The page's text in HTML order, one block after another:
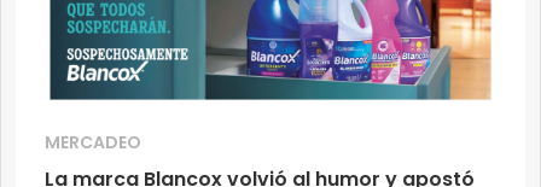
MERCADEO
La marca Blancox volvió al humor y apostó